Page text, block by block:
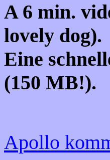
A 6 min.
lovely dog).
Eine
(150 MB!).
Apollo